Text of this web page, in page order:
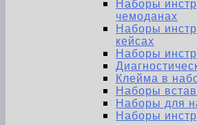
Наборы
чемоданах
Наборы
кейсах
Наборы
Клейма в
Наборы
Наборы для
Наборы